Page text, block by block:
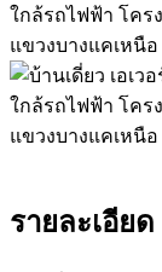
รายละเอียด